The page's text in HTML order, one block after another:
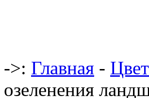
->: Главная -
озеленения